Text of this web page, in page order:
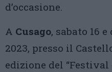
d’occasione.
A Cusago, sabato 16
2023, presso il
edizione del “Festival